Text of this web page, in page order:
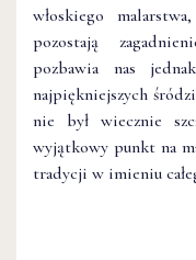
włoskiego
pozostają
pozbawia nas
najpiękniejszych
nie był wiecznie
wyjątkowy punkt na
tradycji w imieniu